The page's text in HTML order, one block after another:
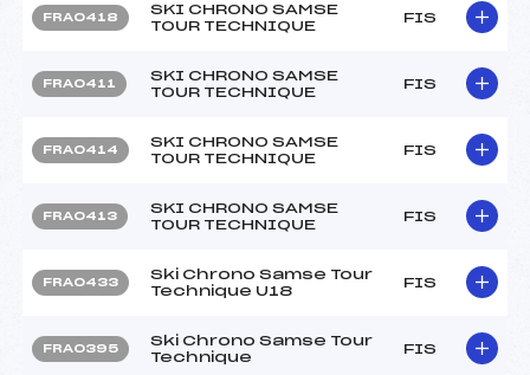
FRA0418
SKI CHRONO SAMSE
TOUR TECHNIQUE
FIS
FRA0411
SKI CHRONO SAMSE
TOUR TECHNIQUE
FIS
FRA0414
SKI CHRONO SAMSE
TOUR TECHNIQUE
FIS
FRA0413
SKI CHRONO SAMSE
TOUR TECHNIQUE
FIS
FRA0433
Ski Chrono Samse Tour
Technique U18
FIS
FRA0395
Ski Chrono Samse Tour
Technique
FIS